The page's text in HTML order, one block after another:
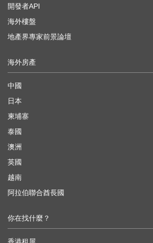
開發者API
海外樓盤
地產界專家前景論壇
海外房產
中國
日本
柬埔寨
泰國
澳洲
英國
越南
阿拉伯聯合酋長國
你在找什麼？